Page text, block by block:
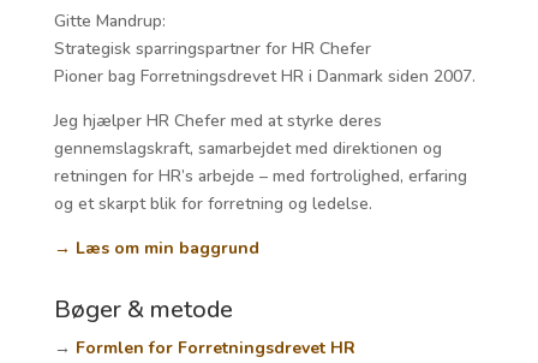
Gitte Mandrup:
Strategisk sparringspartner for HR Chefer
Pioner bag Forretningsdrevet HR i Danmark siden 2007.
Jeg hjælper HR Chefer med at styrke deres
gennemslagskraft, samarbejdet med direktionen og
retningen for HR’s arbejde – med fortrolighed, erfaring
og et skarpt blik for forretning og ledelse.
→ Læs om min baggrund
Bøger & metode
→ Formlen for Forretningsdrevet HR